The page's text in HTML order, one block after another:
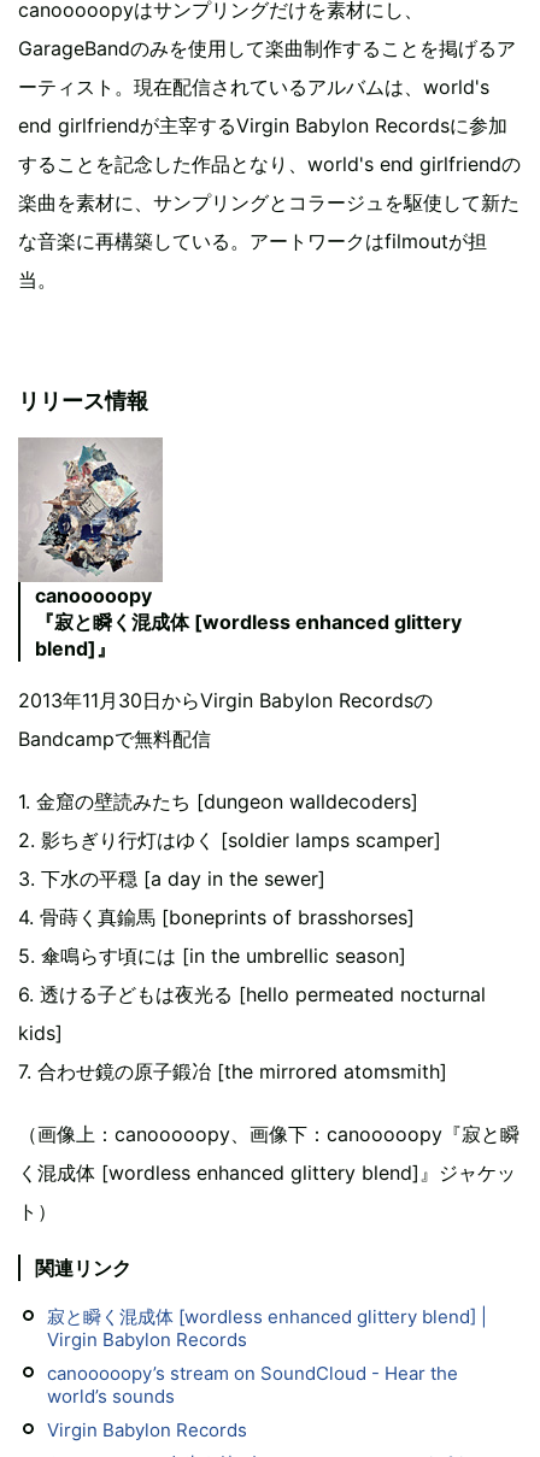
canooooopyはサンプリングだけを素材にし、
GarageBandのみを使用して楽曲制作することを掲げるア
ーティスト。現在配信されているアルバムは、world's
end girlfriendが主宰するVirgin Babylon Recordsに参加
することを記念した作品となり、world's end girlfriendの
楽曲を素材に、サンプリングとコラージュを駆使して新た
な音楽に再構築している。アートワークはfilmoutが担
当。
リリース情報
canooooopy
『寂と瞬く混成体 [wordless enhanced glittery
blend]』
2013年11月30日からVirgin Babylon Recordsの
Bandcampで無料配信
1. 金窟の壁読みたち [dungeon walldecoders]
2. 影ちぎり行灯はゆく [soldier lamps scamper]
3. 下水の平穏 [a day in the sewer]
4. 骨蒔く真鍮馬 [boneprints of brasshorses]
5. 傘鳴らす頃には [in the umbrellic season]
6. 透ける子どもは夜光る [hello permeated nocturnal
kids]
7. 合わせ鏡の原子鍛冶 [the mirrored atomsmith]
（画像上：canooooopy、画像下：canooooopy『寂と瞬
く混成体 [wordless enhanced glittery blend]』ジャケッ
ト）
関連リンク
寂と瞬く混成体 [wordless enhanced glittery blend] |
Virgin Babylon Records
canooooopy’s stream on SoundCloud - Hear the
world’s sounds
Virgin Babylon Records